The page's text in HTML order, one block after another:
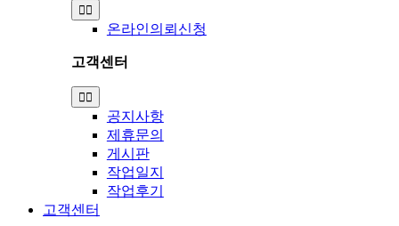
Toggle
Navigation
온라인의뢰신청
고객센터
Toggle
Navigation
공지사항
제휴문의
게시판
작업일지
작업후기
고객센터